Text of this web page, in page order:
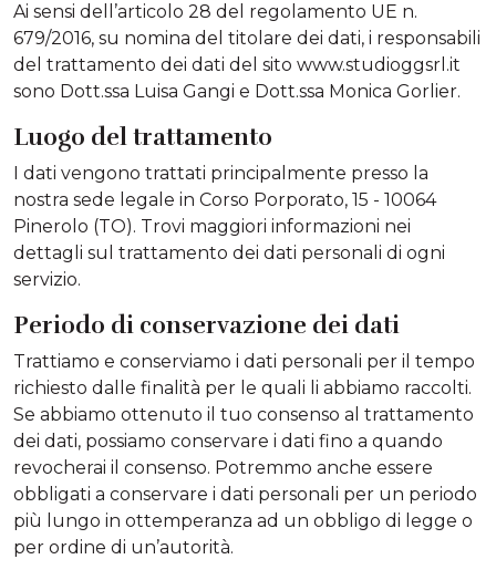
Ai sensi dell’articolo 28 del regolamento UE n.
679/2016, su nomina del titolare dei dati, i responsabili
del trattamento dei dati del sito www.studioggsrl.it
sono Dott.ssa Luisa Gangi e Dott.ssa Monica Gorlier.
Luogo del trattamento
I dati vengono trattati principalmente presso la
nostra sede legale in Corso Porporato, 15 - 10064
Pinerolo (TO). Trovi maggiori informazioni nei
dettagli sul trattamento dei dati personali di ogni
servizio.
Periodo di conservazione dei dati
Trattiamo e conserviamo i dati personali per il tempo
richiesto dalle finalità per le quali li abbiamo raccolti.
Se abbiamo ottenuto il tuo consenso al trattamento
dei dati, possiamo conservare i dati fino a quando
revocherai il consenso. Potremmo anche essere
obbligati a conservare i dati personali per un periodo
più lungo in ottemperanza ad un obbligo di legge o
per ordine di un’autorità.